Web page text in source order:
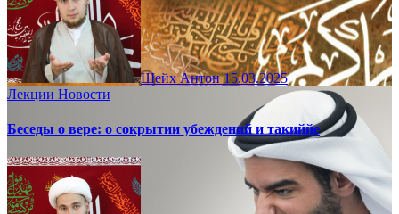
Шейх Антон15.03.2025
Лекции Новости
Беседы о вере: о сокрытии убеждений и такиййе